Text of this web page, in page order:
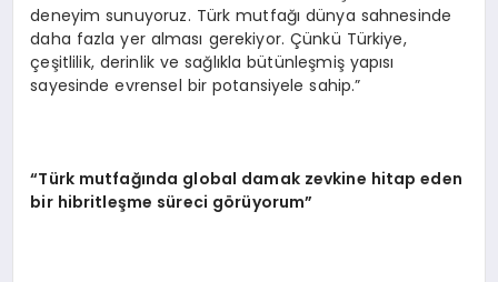
deneyim sunuyoruz. Türk mutfağı dünya sahnesinde
daha fazla yer alması gerekiyor. Çünkü Türkiye,
çeşitlilik, derinlik ve sağlıkla bütünleşmiş yapısı
sayesinde evrensel bir potansiyele sahip.”
“Türk mutfağında global damak zevkine hitap eden
bir hibritleşme süreci görüyorum”